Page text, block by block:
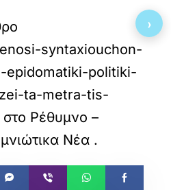
syntaxiouchon-
epidomatiki-politiki-
ta-metra-tis-
στο Ρέθυμνο –
Νέα .
›